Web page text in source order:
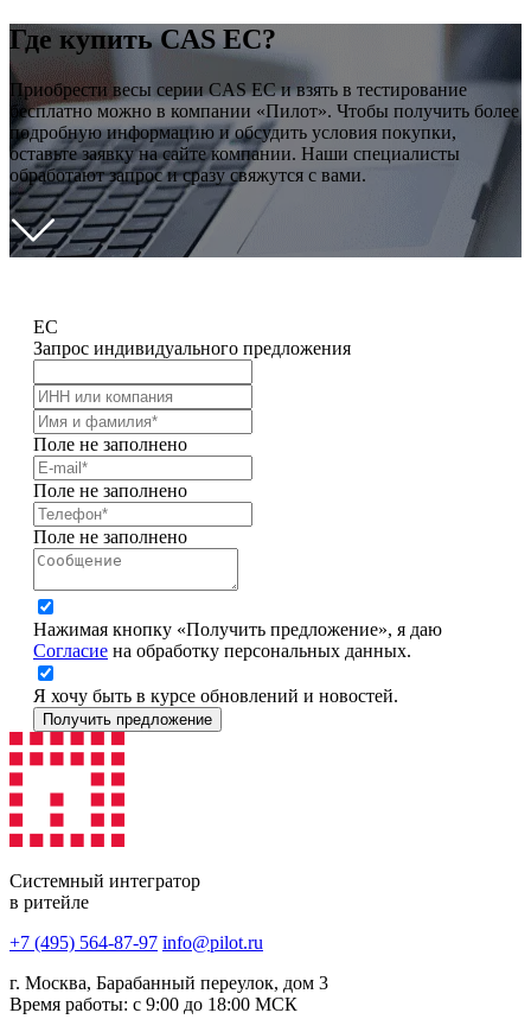
Где купить CAS EC?
Приобрести весы серии CAS EC и взять в тестирование
бесплатно можно в компании «Пилот». Чтобы получить более
подробную информацию и обсудить условия покупки,
оставьте заявку на сайте компании. Наши специалисты
обработают запрос и сразу свяжутся с вами.
EC
Запрос индивидуального предложения
Поле не заполнено
Поле не заполнено
Поле не заполнено
Нажимая кнопку «Получить предложение», я даю
Согласие на обработку персональных данных.
Я хочу быть в курсе обновлений и новостей.
Получить предложение
Системный интегратор
в ритейле
+7 (495) 564-87-97 info@pilot.ru
г. Москва, Барабанный переулок, дом 3
Время работы: с 9:00 до 18:00 МСК